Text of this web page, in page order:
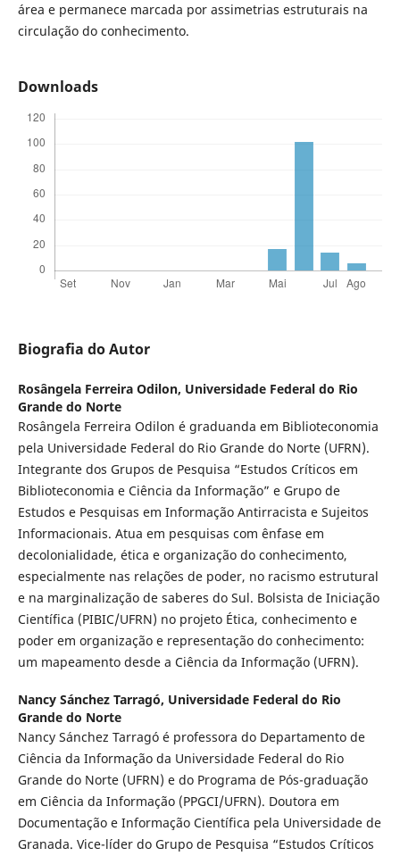
área e permanece marcada por assimetrias estruturais na
circulação do conhecimento.
Downloads
Biografia do Autor
Rosângela Ferreira Odilon, Universidade Federal do Rio
Grande do Norte
Rosângela Ferreira Odilon é graduanda em Biblioteconomia
pela Universidade Federal do Rio Grande do Norte (UFRN).
Integrante dos Grupos de Pesquisa “Estudos Críticos em
Biblioteconomia e Ciência da Informação” e Grupo de
Estudos e Pesquisas em Informação Antirracista e Sujeitos
Informacionais. Atua em pesquisas com ênfase em
decolonialidade, ética e organização do conhecimento,
especialmente nas relações de poder, no racismo estrutural
e na marginalização de saberes do Sul. Bolsista de Iniciação
Científica (PIBIC/UFRN) no projeto Ética, conhecimento e
poder em organização e representação do conhecimento:
um mapeamento desde a Ciência da Informação (UFRN).
Nancy Sánchez Tarragó, Universidade Federal do Rio
Grande do Norte
Nancy Sánchez Tarragó é professora do Departamento de
Ciência da Informação da Universidade Federal do Rio
Grande do Norte (UFRN) e do Programa de Pós-graduação
em Ciência da Informação (PPGCI/UFRN). Doutora em
Documentação e Informação Científica pela Universidade de
Granada. Vice-líder do Grupo de Pesquisa “Estudos Críticos